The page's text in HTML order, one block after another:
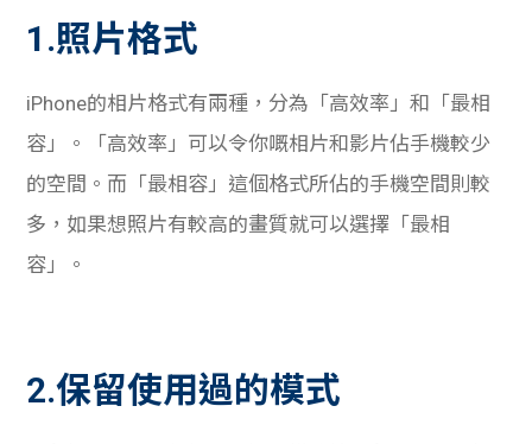
1.照片格式
iPhone的相片格式有兩種，分為「高效率」和「最相
容」。「高效率」可以令你嘅相片和影片佔手機較少
的空間。而「最相容」這個格式所佔的手機空間則較
多，如果想照片有較高的畫質就可以選擇「最相
容」。
2.保留使用過的模式